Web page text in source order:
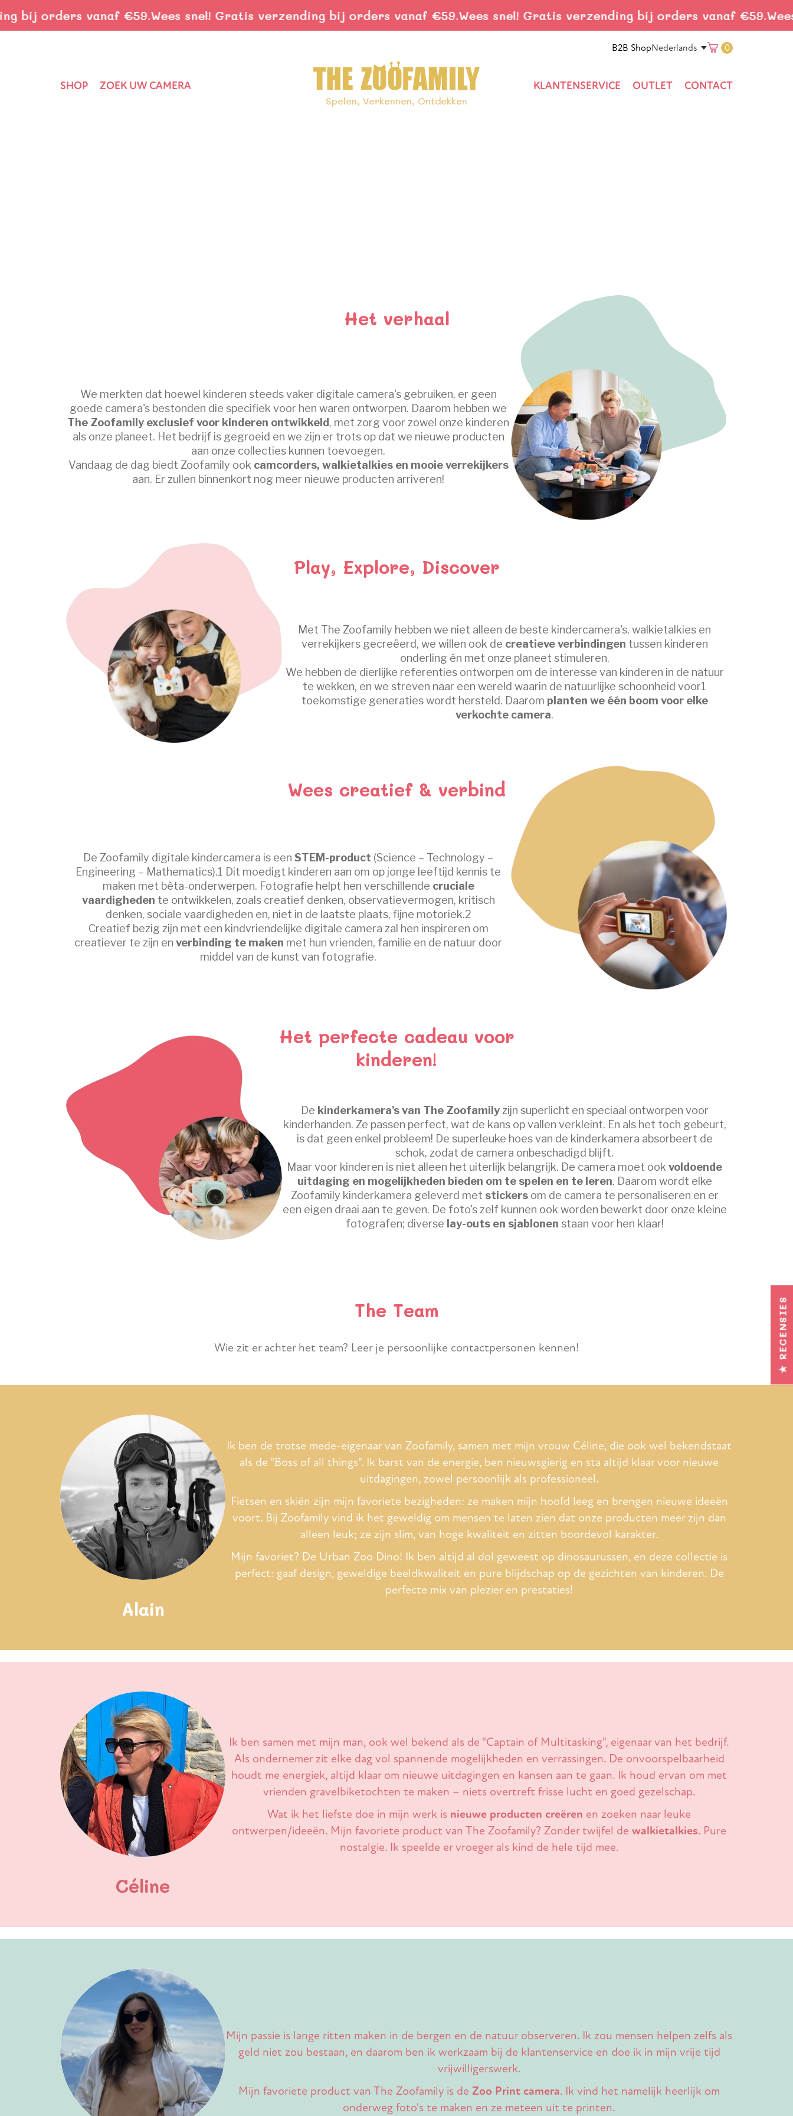
orders vanaf €59.Wees snel! Gratis verzending bij orders vanaf €59.Wees snel! Gratis verzending bij orders vanaf €59.Wees
B2B ShopTranslation
Nederlands 0
SHOP ZOEK UW CAMERA
Spelen, Verkennen, Ontdekken
KLANTENSERVICE OUTLET CONTACT
Het verhaal
We merkten dat hoewel kinderen steeds vaker digitale camera's gebruiken, er geen
goede camera's bestonden die specifiek voor hen waren ontworpen. Daarom hebben we
The Zoofamily exclusief voor kinderen ontwikkeld, met zorg voor zowel onze kinderen
als onze planeet. Het bedrijf is gegroeid en we zijn er trots op dat we nieuwe producten
aan onze collecties kunnen toevoegen.
Vandaag de dag biedt Zoofamily ook camcorders, walkietalkies en mooie verrekijkers
aan. Er zullen binnenkort nog meer nieuwe producten arriveren!
Play, Explore, Discover
Met The Zoofamily hebben we niet alleen de beste kinder­camera's, walkietalkies en
verrekijkers gecreëerd, we willen ook de creatieve verbindingen tussen kinderen
onderling én met onze planeet stimuleren.
We hebben de dierlijke referenties ontworpen om de interesse van kinderen in de natuur
te wekken, en we streven naar een wereld waarin de natuurlijke schoonheid voor1
toekomstige generaties wordt hersteld. Daarom planten we één boom voor elke
verkochte camera.
Wees creatief & verbind
De Zoofamily digitale kindercamera is eenSTEM-product (Science – Technology –
Engineering – Mathematics).1 Dit moedigt kinderen aan om op jonge leeftijd kennis te
maken met bèta-onderwerpen. Fotografie helpt hen verschillende cruciale
vaardigheden te ontwikkelen, zoals creatief denken, observatievermogen, kritisch
denken, sociale vaardigheden en, niet in de laatste plaats, fijne motoriek.2
Creatief bezig zijn met een kindvriendelijke digitale camera zal hen inspireren om
creatiever te zijn enverbinding te maken met hun vrienden, familie en de natuur door
middel van de kunst van fotografie.
Het perfecte cadeau voor
kinderen!
De kinderkamera's van The Zoofamilyzijn superlicht en speciaal ontworpen voor
kinderhanden. Ze passen perfect, wat de kans op vallen verkleint. En als het toch gebeurt,
is dat geen enkel probleem! De superleuke hoes van de kinderkamera absorbeert de
schok, zodat de camera onbeschadigd blijft.
Maar voor kinderen is niet alleen het uiterlijk belangrijk. De camera moet ookvoldoende
uitdaging en mogelijkheden bieden om te spelen en te leren. Daarom wordt elke
Zoofamily kinderkamera geleverd met stickersom de camera te personaliseren en er
een eigen draai aan te geven. De foto's zelf kunnen ook worden bewerkt door onze kleine
fotografen; diverse lay-outs en sjablonen staan voor hen klaar!
The Team
Wie zit er achter het team? Leer je persoonlijke contactpersonen kennen!
Alain
Ik ben de trotse mede-eigenaar van Zoofamily, samen met mijn vrouw Céline, die ook wel bekendstaat
als de "Boss of all things". Ik barst van de energie, ben nieuwsgierig en sta altijd klaar voor nieuwe
uitdagingen, zowel persoonlijk als professioneel.
Fietsen en skiën zijn mijn favoriete bezigheden: ze maken mijn hoofd leeg en brengen nieuwe ideeën
voort. Bij Zoofamily vind ik het geweldig om mensen te laten zien dat onze producten meer zijn dan
alleen leuk; ze zijn slim, van hoge kwaliteit en zitten boordevol karakter.
Mijn favoriet? De Urban Zoo Dino! Ik ben altijd al dol geweest op dinosaurussen, en deze collectie is
perfect: gaaf design, geweldige beeldkwaliteit en pure blijdschap op de gezichten van kinderen. De
perfecte mix van plezier en prestaties!
Céline
Ik ben samen met mijn man, ook wel bekend als de "Captain of Multitasking", eigenaar van het bedrijf.
Als ondernemer zit elke dag vol spannende mogelijkheden en verrassingen. De onvoorspelbaarheid
houdt me energiek, altijd klaar om nieuwe uitdagingen en kansen aan te gaan. Ik houd ervan om met
vrienden gravelbiketochten te maken – niets overtreft frisse lucht en goed gezelschap.
Wat ik het liefste doe in mijn werk is nieuwe producten creëren en zoeken naar leuke
ontwerpen/ideeën. Mijn favoriete product van The Zoofamily? Zonder twijfel de walkietalkies. Pure
nostalgie. Ik speelde er vroeger als kind de hele tijd mee.
Mijn passie is lange ritten maken in de bergen en de natuur observeren. Ik zou mensen helpen zelfs als
geld niet zou bestaan, en daarom ben ik werkzaam bij de klantenservice en doe ik in mijn vrije tijd
vrijwilligerswerk.
Mijn favoriete product van The Zoofamily is de Zoo Print camera. Ik vind het namelijk heerlijk om
onderweg foto's te maken en ze meteen uit te printen.
★ RECENSIES